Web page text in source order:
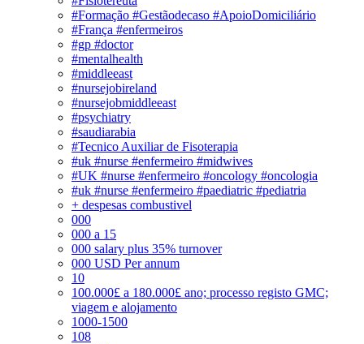
#Formação #Gestãodecaso #ApoioDomiciliário
#França #enfermeiros
#gp #doctor
#mentalhealth
#middleeast
#nursejobireland
#nursejobmiddleeast
#psychiatry
#saudiarabia
#Tecnico Auxiliar de Fisoterapia
#uk #nurse #enfermeiro #midwives
#UK #nurse #enfermeiro #oncology #oncologia
#uk #nurse #enfermeiro #paediatric #pediatria
+ despesas combustivel
000
000 a 15
000 salary plus 35% turnover
000 USD Per annum
10
100.000£ a 180.000£ ano; processo registo GMC;
viagem e alojamento
1000-1500
108